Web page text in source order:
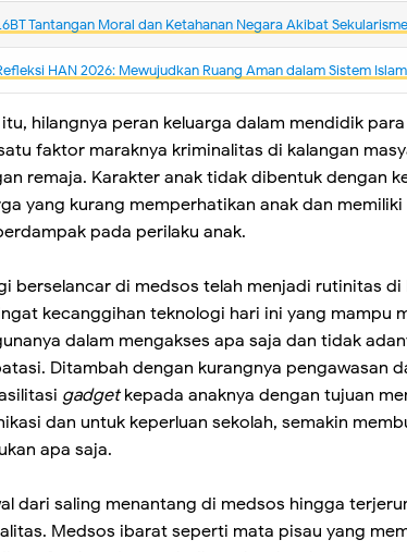
Tantangan Moral dan Ketahanan Negara Akibat Sekularisme
HAN 2026: Mewujudkan Ruang Aman dalam Sistem Islam
itu, hilangnya peran keluarga dalam mendidik
faktor maraknya kriminalitas di kalangan
remaja. Karakter anak tidak dibentuk dengan
yang kurang memperhatikan anak dan
pada perilaku anak.
berselancar di medsos telah menjadi rutinitas di
kecanggihan teknologi hari ini yang mampu
dalam mengakses apa saja dan tidak
Ditambah dengan kurangnya pengawasan
gadgetkepada anaknya dengan tujuan
dan untuk keperluan sekolah, semakin
apa saja.
dari saling menantang di medsos hingga
Medsos ibarat seperti mata pisau yang